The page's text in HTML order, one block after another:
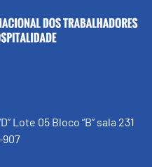
Lote 05 Bloco “B” sala 231
907